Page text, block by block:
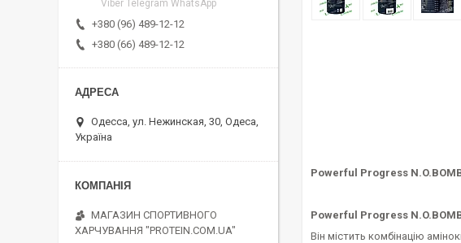
Powerful Progress
Powerful Progress
Він містить комбінацію
Viber Telegram WhatsApp
+380 (96) 489-12-12
+380 (66) 489-12-12
Одесса, ул. Нежинская, 30, Одеса,
Україна
МАГАЗИН СПОРТИВНОГО
ХАРЧУВАННЯ "PROTEIN.COM.UA"